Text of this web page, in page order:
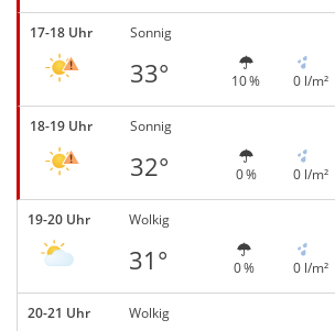
17-18 Uhr Sonnig
33° 10 % 0 l/m²
18-19 Uhr Sonnig
32° 0 % 0 l/m²
19-20 Uhr Wolkig
31° 0 % 0 l/m²
20-21 Uhr Wolkig